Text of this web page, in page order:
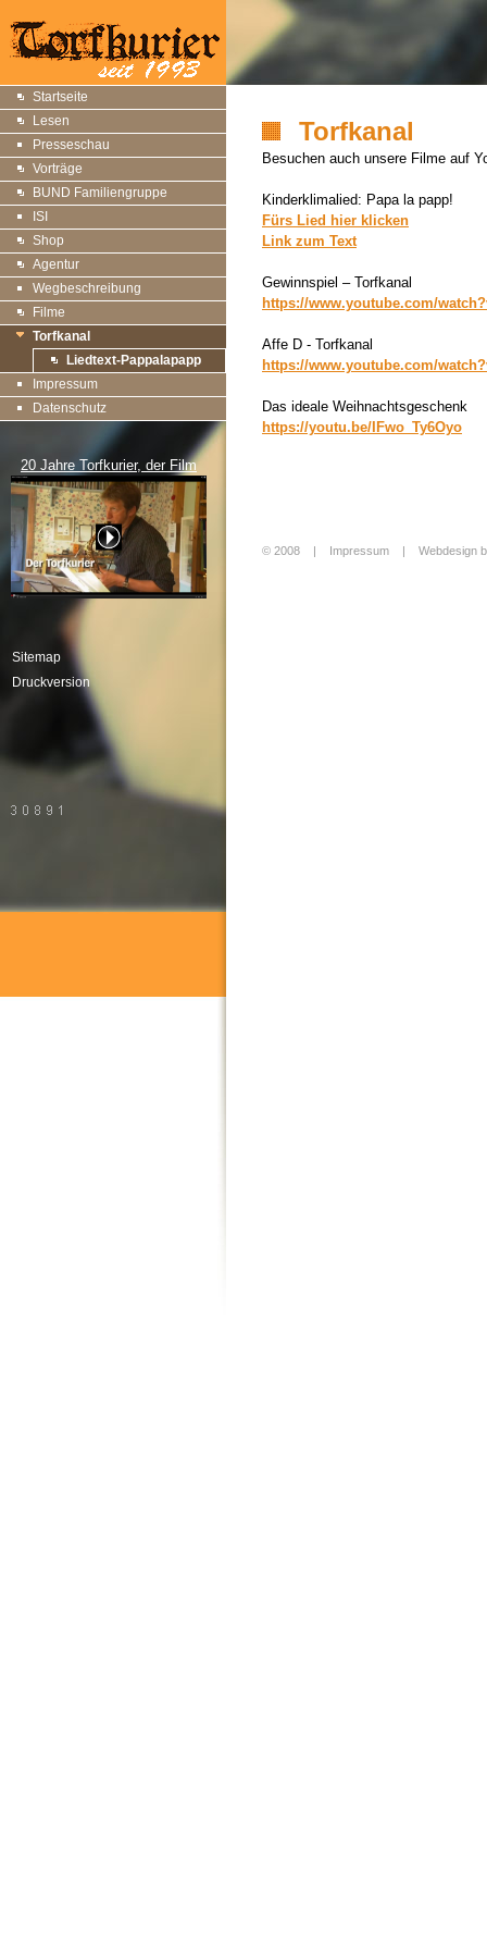
Startseite
Lesen
Presseschau
Vorträge
BUND Familiengruppe
ISI
Shop
Agentur
Wegbeschreibung
Filme
Torfkanal
Liedtext-Pappalapapp
Impressum
Datenschutz
20 Jahre Torfkurier, der Film
Sitemap
Druckversion
Torfkanal
Besuchen auch unsere Filme auf
Kinderklimalied: Papa la papp!
Fürs Lied hier klicken
Link zum Text
Gewinnspiel – Torfkanal
https://www.youtube.com/
Affe D - Torfkanal
https://www.youtube.com/
Das ideale Weihnachtsgeschenk
https://youtu.be/IFwo_Ty6Oyo
© 2008 | Impressum Webdesign